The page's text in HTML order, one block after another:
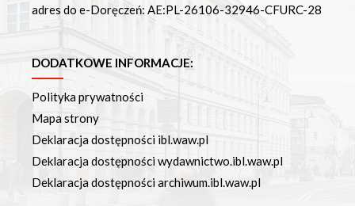
adres do e-Doręczeń: AE:PL-26106-32946-CFURC-28
DODATKOWE INFORMACJE:
Polityka prywatności
Mapa strony
Deklaracja dostępności ibl.waw.pl
Deklaracja dostępności wydawnictwo.ibl.waw.pl
Deklaracja dostępności archiwum.ibl.waw.pl